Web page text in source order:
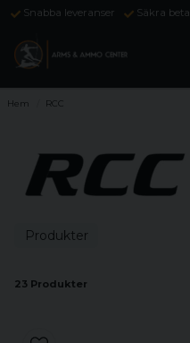
Snabba leveranser Säkra
Hem RCC
Produkter
23 Produkter